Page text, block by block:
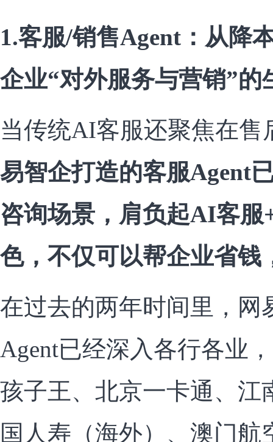
1.客服/销售Agent：从降
企业“对外服务与营销”的
当传统AI客服还聚焦在售
易智企打造的客服Agent
咨询场景，肩负起AI客
色，不仅可以帮企业省钱
在过去的两年时间里，网
Agent已经深入各行各业
孩子王、北京一卡通、江
国人寿（海外）、澳门